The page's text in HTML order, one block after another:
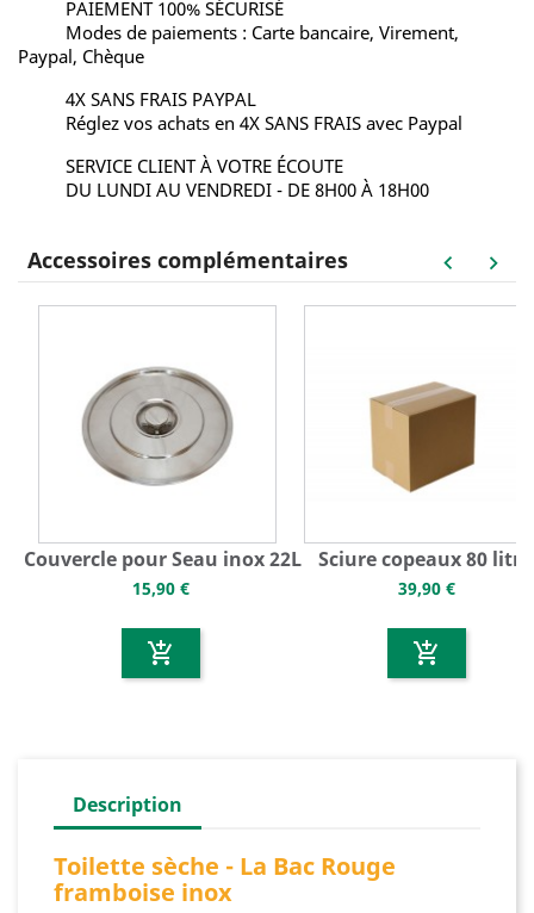
PAIEMENT 100% SÉCURISÉ
Modes de paiements : Carte bancaire, Virement,
Paypal, Chèque
4X SANS FRAIS PAYPAL
Réglez vos achats en 4X SANS FRAIS avec Paypal
SERVICE CLIENT À VOTRE ÉCOUTE
DU LUNDI AU VENDREDI - DE 8H00 À 18H00
Accessoires complémentaires keyboard_arrow_left keyboard_arrow_right
Couvercle pour Seau inox 22L
15,90 €
add_shopping_cart
Sciure copeaux 80
39,90 €
add_shopping_cart
Description
Toilette sèche - La Bac Rouge
framboise inox